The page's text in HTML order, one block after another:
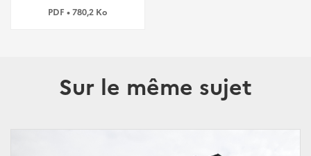
PDF • 780,2 Ko
Sur le même sujet